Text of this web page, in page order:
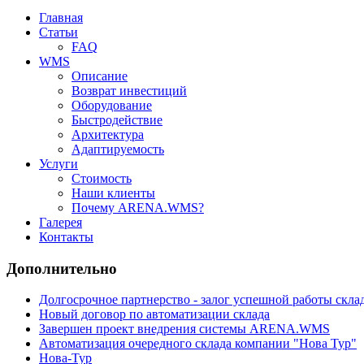
Главная
Статьи
FAQ
WMS
Описание
Возврат инвестиций
Оборудование
Быстродействие
Архитектура
Адаптируемость
Услуги
Стоимость
Наши клиенты
Почему ARENA.WMS?
Галерея
Контакты
Дополнительно
Долгосрочное партнерство - залог успешной работы
Новый договор по автоматизации склада
Завершен проект внедрения системы ARENA.WMS
Автоматизация очередного склада компании "Нова Тур"
Нова-Тур